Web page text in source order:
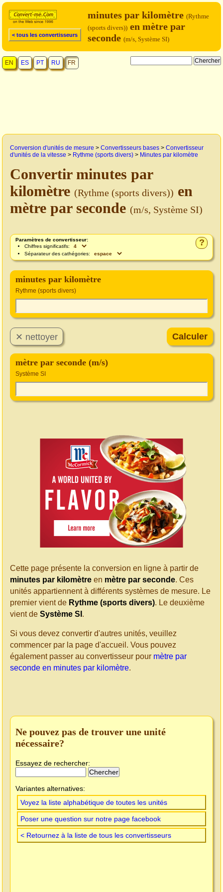
< tous les convertisseurs
minutes par kilomètre (Rythme
(sports divers)) en mètre par
seconde (m/s, Système SI)
EN ES PT RU FR
Conversion d'unités de mesure > Convertisseurs bases > Convertisseur
d'unités de la vitesse > Rythme (sports divers) > Minutes par kilomètre
Convertir minutes par
kilomètre (Rythme (sports divers)) en
mètre par seconde (m/s, Système SI)
?
Paramètres de convertisseur:
Chiffres significatifs:
Séparateur des cathégories:
minutes par kilomètre
Rythme (sports divers)
mètre par seconde (m/s)
Système SI
Cette page présente la conversion en ligne à partir de
minutes par kilomètre en mètre par seconde. Ces
unités appartiennent à différents systèmes de mesure. Le
premier vient de Rythme (sports divers). Le deuxième
vient de Système SI .
Si vous devez convertir d'autres unités, veuillez
commencer par la page d'accueil. Vous pouvez
également passer au convertisseur pour mètre par
seconde en minutes par kilomètre.
Ne pouvez pas de trouver une unité
nécessaire?
Essayez de rechercher:
Variantes alternatives:
Voyez la liste alphabétique de toutes les unités
Poser une question sur notre page facebook
< Retournez à la liste de tous les convertisseurs